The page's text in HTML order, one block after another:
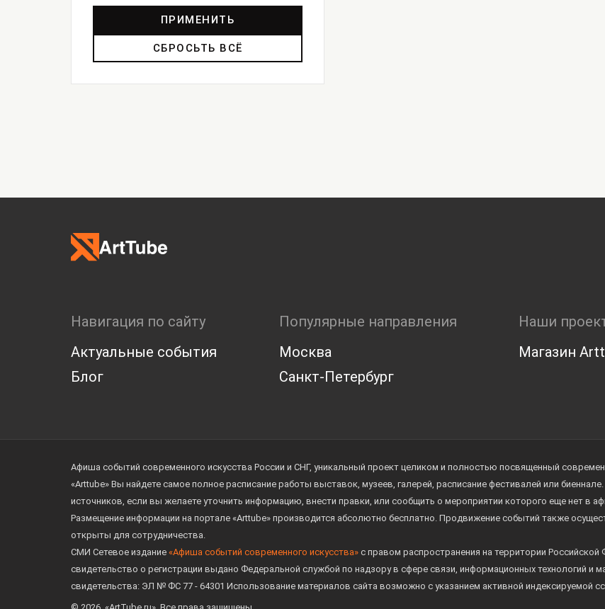
ПРИМЕНИТЬ
СБРОСЬТЬ ВСЁ
Навигация по сайту
Актуальные события
Блог
Популярные направления
Москва
Санкт-Петербург
Наши
Магазин
Афиша событий современного искусства России и СНГ, уникальный проект целиком и полностью посвященный
«Arttube» Вы найдете самое полное расписание работы выставок, музеев, галерей, расписание фестивалей или
источников, если вы желаете уточнить информацию, внести правки, или сообщить о мероприятии которого еще нет в
Размещение информации на портале «Arttube» производится абсолютно бесплатно. Продвижение событий также
открыты для сотрудничества.
СМИ Сетевое издание «Афиша событий современного искусства» с правом распространения на территории
свидетельство о регистрации выдано Федеральной службой по надзору в сфере связи, информационных технологий
свидетельства: ЭЛ № ФС 77 - 64301 Использование материалов сайта возможно с указанием активной индексируемой
© 2026. «ArtTube.ru». Все права защищены.